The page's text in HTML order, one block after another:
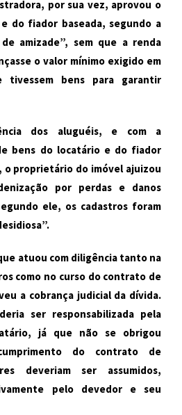
por sua vez, aprovou o
do fiador baseada, segundo a
amizade”, sem que a renda
o valor mínimo exigido em
bens para garantir
dos aluguéis, e com a
bens do locatário e do fiador
o proprietário do imóvel ajuizou
por perdas e danos
ele, os cadastros foram
atuou com diligência tanto na
como no curso do contrato de
a cobrança judicial da dívida.
ser responsabilizada pela
já que não se obrigou
do contrato de
deveriam ser assumidos,
pelo devedor e seu